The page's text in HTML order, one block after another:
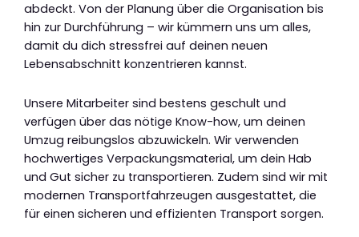
abdeckt. Von der Planung über die Organisation bis
hin zur Durchführung – wir kümmern uns um alles,
damit du dich stressfrei auf deinen neuen
Lebensabschnitt konzentrieren kannst.
Unsere Mitarbeiter sind bestens geschult und
verfügen über das nötige Know-how, um deinen
Umzug reibungslos abzuwickeln. Wir verwenden
hochwertiges Verpackungsmaterial, um dein Hab
und Gut sicher zu transportieren. Zudem sind wir mit
modernen Transportfahrzeugen ausgestattet, die
für einen sicheren und effizienten Transport sorgen.